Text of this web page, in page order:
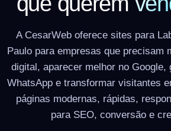
A CesarWeb oferece sites para
Paulo para empresas que precisam
digital, aparecer melhor no Google,
WhatsApp e transformar visitantes
páginas modernas, rápidas,
para SEO, conversão e